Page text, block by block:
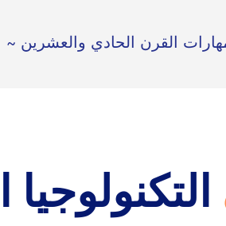
القرن الحادي والعشرين